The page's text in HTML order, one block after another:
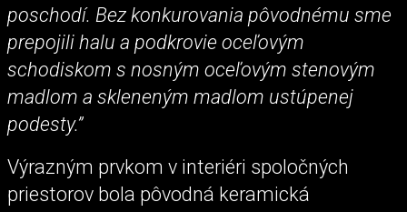
poschodí. Bez konkurovania pôvodnému sme
prepojili halu a podkrovie oceľovým
schodiskom s nosným oceľovým stenovým
madlom a skleneným madlom ustúpenej
podesty.”
Výrazným prvkom v interiéri spoločných
priestorov bola pôvodná keramická